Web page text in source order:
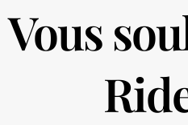
Vous